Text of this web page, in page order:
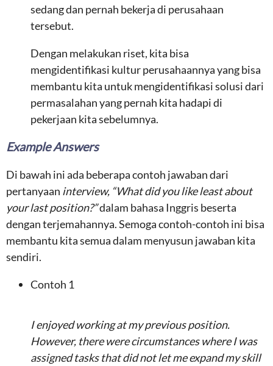
sedang dan pernah bekerja di perusahaan
tersebut.
Dengan melakukan riset, kita bisa
mengidentifikasi kultur perusahaannya yang bisa
membantu kita untuk mengidentifikasi solusi dari
permasalahan yang pernah kita hadapi di
pekerjaan kita sebelumnya.
Example Answers
Di bawah ini ada beberapa contoh jawaban dari
pertanyaan interview, “What did you like least about
your last position?”dalam bahasa Inggris beserta
dengan terjemahannya. Semoga contoh-contoh ini bisa
membantu kita semua dalam menyusun jawaban kita
sendiri.
Contoh 1
I enjoyed working at my previous position.
However, there were circumstances where I was
assigned tasks that did not let me expand my skill